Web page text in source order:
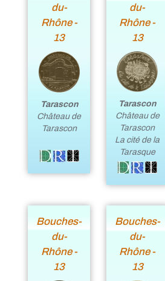
du-
Rhône -
13
Tarascon
Château de
Tarascon
du-
Rhône -
13
Tarascon
Château de
Tarascon
La cité de la
Tarasque
Bouches-
du-
Rhône -
13
Bouches-
du-
Rhône -
13